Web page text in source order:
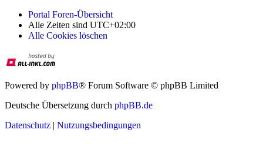
Portal Foren-Übersicht
Alle Zeiten sind UTC+02:00
Alle Cookies löschen
Powered by phpBB® Forum Software © phpBB Limited
Deutsche Übersetzung durch phpBB.de
Datenschutz | Nutzungsbedingungen